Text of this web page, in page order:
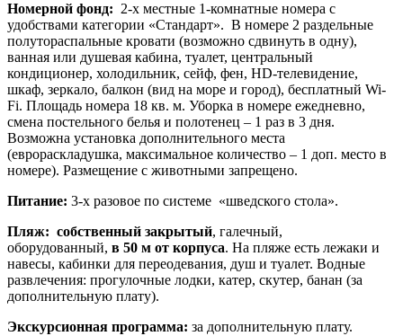
Номерной фонд: 2-х местные 1-комнатные номера с
удобствами категории «Стандарт». В номере 2 раздельные
полутораспальные кровати (возможно сдвинуть в одну),
ванная или душевая кабина, туалет, центральный
кондиционер, холодильник, сейф, фен, HD-телевидение,
шкаф, зеркало, балкон (вид на море и город), бесплатный Wi-
Fi. Площадь номера 18 кв. м. Уборка в номере ежедневно,
смена постельного белья и полотенец – 1 раз в 3 дня.
Возможна установка дополнительного места
(еврораскладушка, максимальное количество – 1 доп. место в
номере). Размещение с животными запрещено.
Питание: 3-х разовое по системе «шведского стола».
Пляж: собственный закрытый, галечный,
оборудованный, в 50 м от корпуса. На пляже есть лежаки и
навесы, кабинки для переодевания, душ и туалет. Водные
развлечения: прогулочные лодки, катер, скутер, банан (за
дополнительную плату).
Экскурсионная программа: за дополнительную плату.